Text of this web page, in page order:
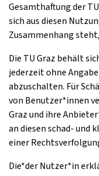
Gesamthaftung der
sich aus diesen
Zusammenhang
Die TU Graz behält
jederzeit ohne
abzuschalten. Für
von Benutzer*innen
Graz und ihre
an diesen schad- und
einer
Die*der Nutzer*in